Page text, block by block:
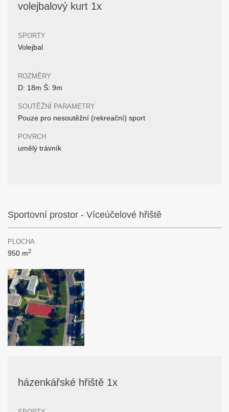
volejbalový kurt 1x
SPORTY
Volejbal
ROZMĚRY
D: 18m Š: 9m
SOUTĚŽNÍ PARAMETRY
Pouze pro nesoutěžní (rekreační) sport
POVRCH
umělý trávník
Sportovní prostor - Víceúčelové hřiště
PLOCHA
950 m2
házenkářské hřiště 1x